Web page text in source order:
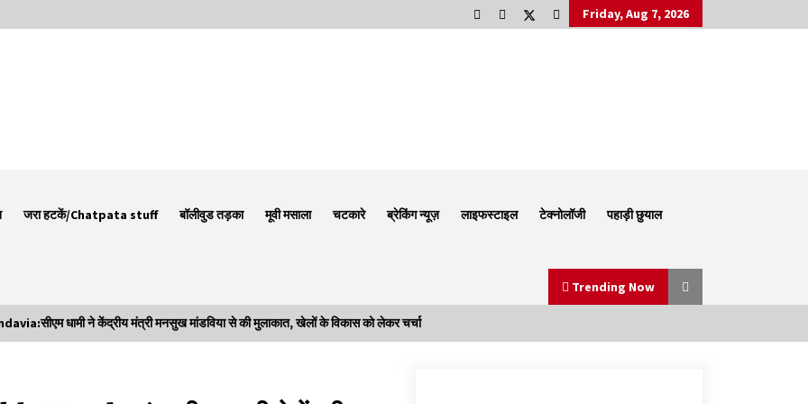
Friday, Aug 7, 2026
जरा हटकें/Chatpata stuff बॉलीवुड तड़का मूवी मसाला चटकारे ब्रेकिंग न्यूज़ लाइफस्टाइल टेक्नोलॉजी पहाड़ी छुयाल
Trending Now
धामी ने केंद्रीय मंत्री मनसुख मांडविया से की मुलाकात, खेलों के विकास को लेकर चर्चा